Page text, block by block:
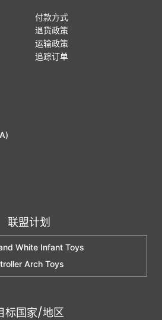
付款方式
退货政策
运输政策
追踪订单
联盟计划
White Infant Toys
Arch Toys
标国家/地区